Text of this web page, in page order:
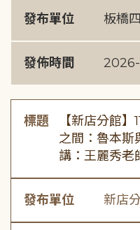
發布單位 板橋
發佈時間
標題
【新店分館
之間：魯本斯
講：王麗秀老
發布單位 新店